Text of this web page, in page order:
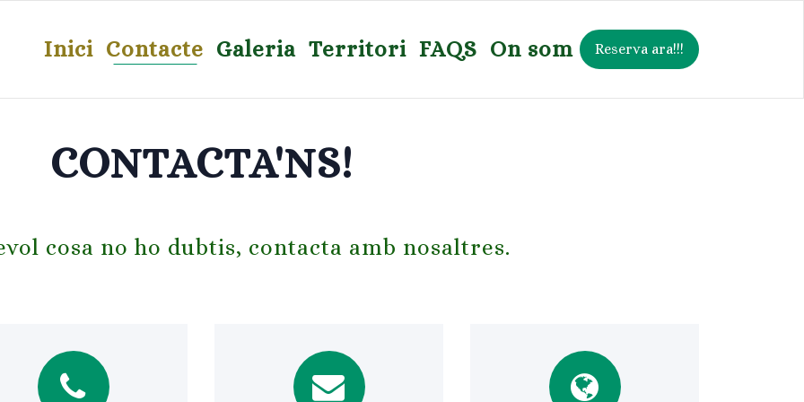
Inici Contacte Galeria Territori FAQS On som Reserva ara!!!
CONTACTA'NS!
cosa no ho dubtis, contacta amb nosaltres.